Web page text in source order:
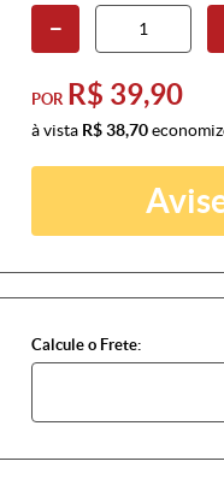
POR R$ 39,90
à vista R$ 38,70
Calcule o Frete: